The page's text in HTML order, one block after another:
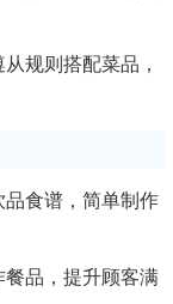
规则搭配菜品，
食谱，简单制作
品，提升顾客满